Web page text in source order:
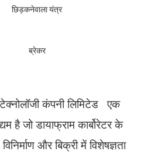
कंपनी लिमिटेड
एक
है जो डायाफ्राम कार्बोरेटर के
और बिक्री में विशेषज्ञता
छिड़कनेवाला यंत्र
ब्रेकर